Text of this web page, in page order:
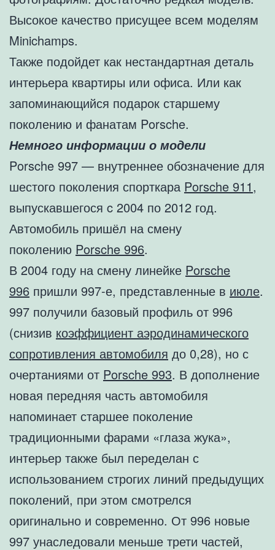
Высокое качество присущее всем моделям
Minichamps.
Также подойдет как нестандартная деталь
интерьера квартиры или офиса. Или как
запоминающийся подарок старшему
поколению и фанатам Porsche.
Немного информации о модели
Porsche 997 — внутреннее обозначение для
шестого поколения спорткара Porsche 911,
выпускавшегося c 2004 по 2012 год.
Автомобиль пришёл на смену
поколению Porsche 996.
В 2004 году на смену линейке Porsche
996 пришли 997-е, представленные в июле.
997 получили базовый профиль от 996
(снизив коэффициент аэродинамического
сопротивления автомобиля до 0,28), но с
очертаниями от Porsche 993. В дополнение
новая передняя часть автомобиля
напоминает старшее поколение
традиционными фарами «глаза жука»,
интерьер также был переделан с
использованием строгих линий предыдущих
поколений, при этом смотрелся
оригинально и современно. От 996 новые
997 унаследовали меньше трети частей,